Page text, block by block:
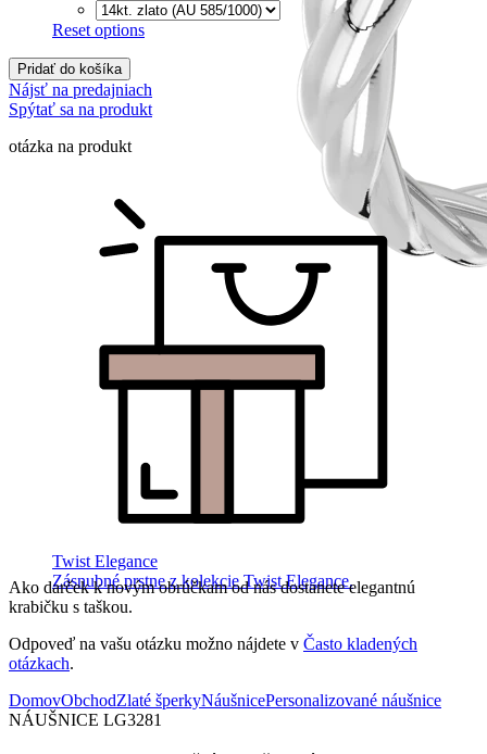
Twist Elegance
Zásnubné prstne z kolekcie Twist Elegance.
Reset options
Pridať do košíka
Nájsť na predajniach
Spýtať sa na produkt
otázka na produkt
Ako darček k novým obrúčkam od nás dostanete elegantnú
krabičku s taškou.
Odpoveď na vašu otázku možno nájdete v Často kladených
otázkach.
DomovObchodZlaté šperkyNáušnicePersonalizované náušnice
NÁUŠNICE LG3281